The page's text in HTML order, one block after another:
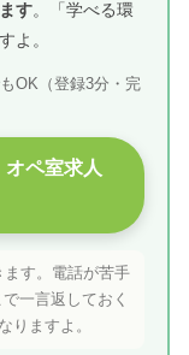
す。「学べる環
よ。
OK（登録3分・完
ペ室求人
す。電話が苦手
で一言返しておく
りますよ。